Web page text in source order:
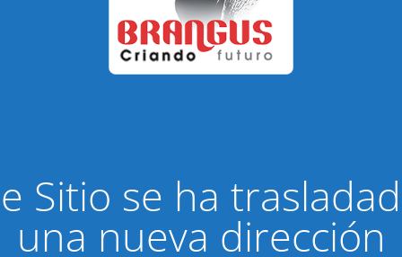
Sitio se ha
una nueva dirección